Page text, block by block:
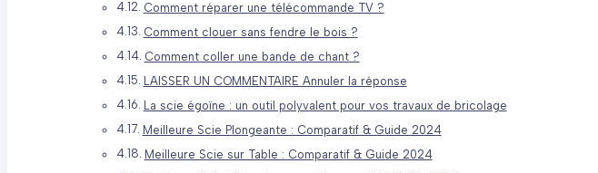
Comment réparer une télécommande TV ?
Comment clouer sans fendre le bois ?
Comment coller une bande de chant ?
LAISSER UN COMMENTAIRE Annuler la réponse
La scie égoïne : un outil polyvalent pour vos travaux de bricolage
Meilleure Scie Plongeante : Comparatif & Guide 2024
Meilleure Scie sur Table : Comparatif & Guide 2024